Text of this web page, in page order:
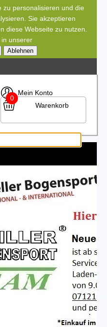
zu personalisieren und die
Sie akzeptieren
diese Webseite zu nutzen.
unserer
Ablehnen
Mein Konto
0
Warenkorb